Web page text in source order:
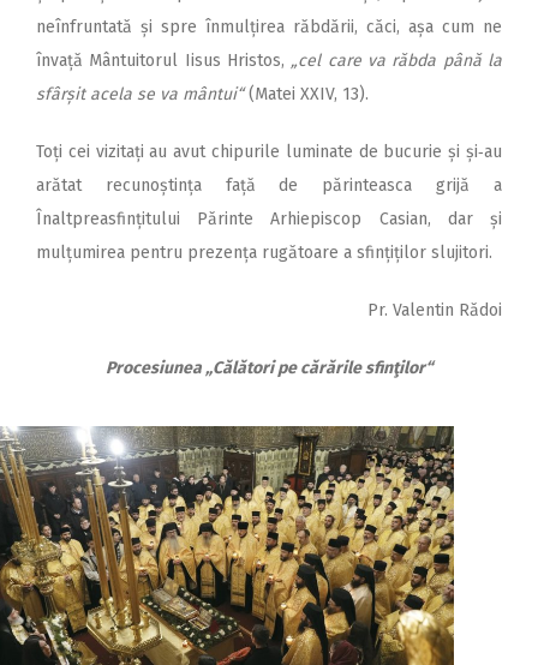
neînfruntată și spre înmulțirea răbdării, căci, așa cum ne
învață Mântuitorul Iisus Hristos, „cel care va răbda până la
sfârșit acela se va mântui“(Matei XXIV, 13).
Toți cei vizitați au avut chipurile luminate de bucurie și și‑au
arătat recunoștința față de părinteasca grijă a
Înaltpreasfințitului Părinte Arhiepiscop Casian, dar și
mulțumirea pentru prezența rugătoare a sfințiților slujitori.
Pr. Valentin Rădoi
Procesiunea „Călători pe cărările sfinţilor“